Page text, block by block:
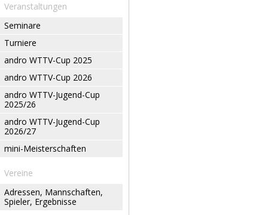
Veranstaltungen
Seminare
Turniere
andro WTTV-Cup 2025
andro WTTV-Cup 2026
andro WTTV-Jugend-Cup
2025/26
andro WTTV-Jugend-Cup
2026/27
mini-Meisterschaften
Vereine
Adressen, Mannschaften,
Spieler, Ergebnisse